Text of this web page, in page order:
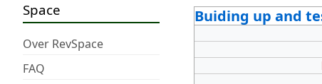
Space
Over RevSpace
FAQ
Buiding up and